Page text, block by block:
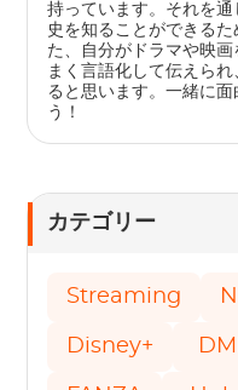
持っています。それを
史を知ることができる
た、自分がドラマや映
まく言語化して伝えら
ると思います。一緒に
う！
カテゴリー
Streaming
Disney+